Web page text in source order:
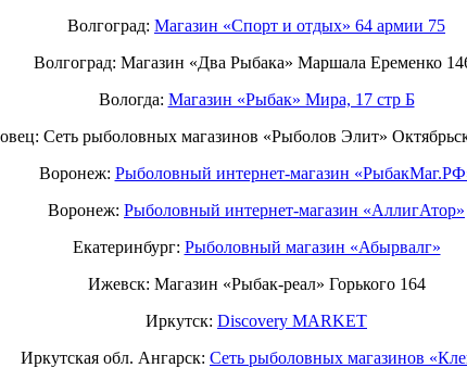
Волгоград: Магазин «Спорт и отдых» 64 армии 75
Волгоград: Магазин «Два Рыбака» Маршала Еременко
Вологда: Магазин «Рыбак» Мира, 17 стр Б
Сеть рыболовных магазинов «Рыболов Элит»
Воронеж: Рыболовный интернет-магазин
Воронеж: Рыболовный интернет-магазин «АллигАтор»
Екатеринбург: Рыболовный магазин «Абырвалг»
Ижевск: Магазин «Рыбак-реал» Горького 164
Иркутск: Discovery MARKET
Иркутская обл. Ангарск: Сеть рыболовных магазинов